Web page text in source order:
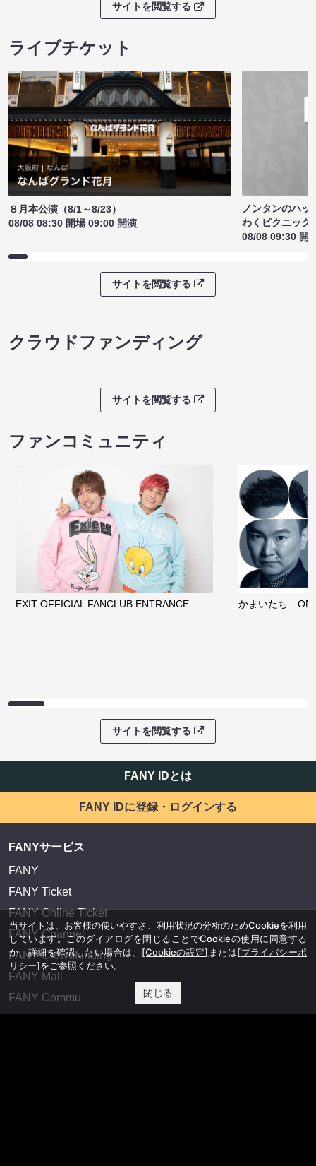
サイトを閲覧する
ライブチケット
８月本公演（8/1～8/23）
08/08 08:30 開場 09:00 開演
ノンタンのハッ
わくピクニック
08/08 09:30 開
サイトを閲覧する
クラウドファンディング
サイトを閲覧する
ファンコミュニティ
EXIT OFFICIAL FANCLUB ENTRANCE かまいたち
サイトを閲覧する
FANY IDとは
FANY IDに登録・ログインする
FANYサービス
FANY
FANY Ticket
FANY Online Ticket
FANY Channel
FANY Crowdfunding
FANY Mall
FANY Commu
当サイトは、お客様の使いやすさ、利用状況の分析のためCookieを利用
しています。このダイアログを閉じることでCookieの使用に同意する
か、詳細を確認したい場合は、 [Cookieの設定] または[プライバシーポ
リシー]をご参照ください。
閉じる